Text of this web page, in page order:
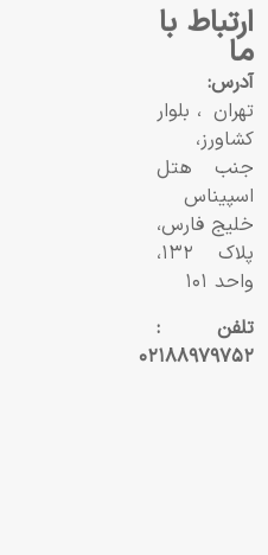
ارتباط با
ما
آدرس:
تهران، بلوار
کشاورز،
جنب هتل
اسپیناس
خلیج فارس،
پلاک ۱۳۲،
واحد ۱۰۱
تلفن :
۰۲۱۸۸۹۷۹۷۵۲